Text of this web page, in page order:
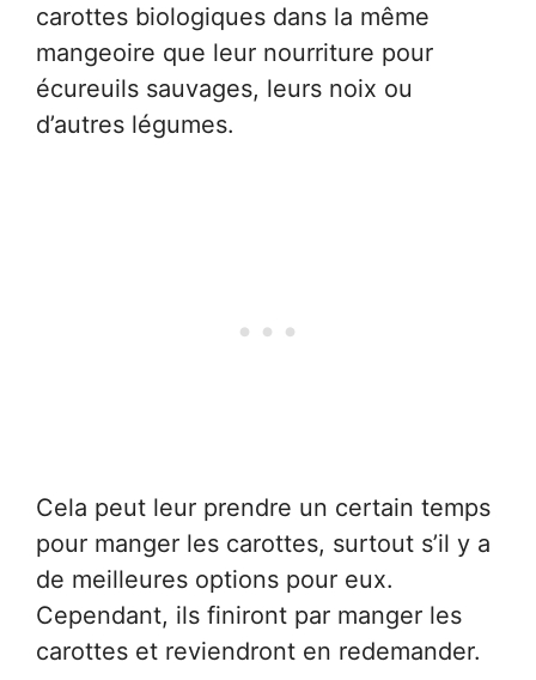
carottes biologiques dans la même
mangeoire que leur nourriture pour
écureuils sauvages, leurs noix ou
d’autres légumes.
Cela peut leur prendre un certain temps
pour manger les carottes, surtout s’il y a
de meilleures options pour eux.
Cependant, ils finiront par manger les
carottes et reviendront en redemander.